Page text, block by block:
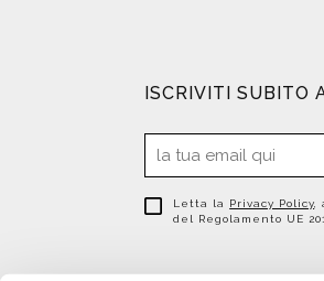
ISCRIVITI SUBITO
Letta la Privacy Policy
del Regolamento UE